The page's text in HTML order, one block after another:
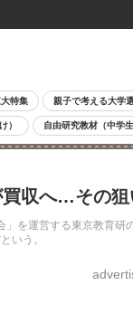
特集 親子で考える大学
） 自由研究教材（中学生
収へ…その狙
運営する東京教育
いう。